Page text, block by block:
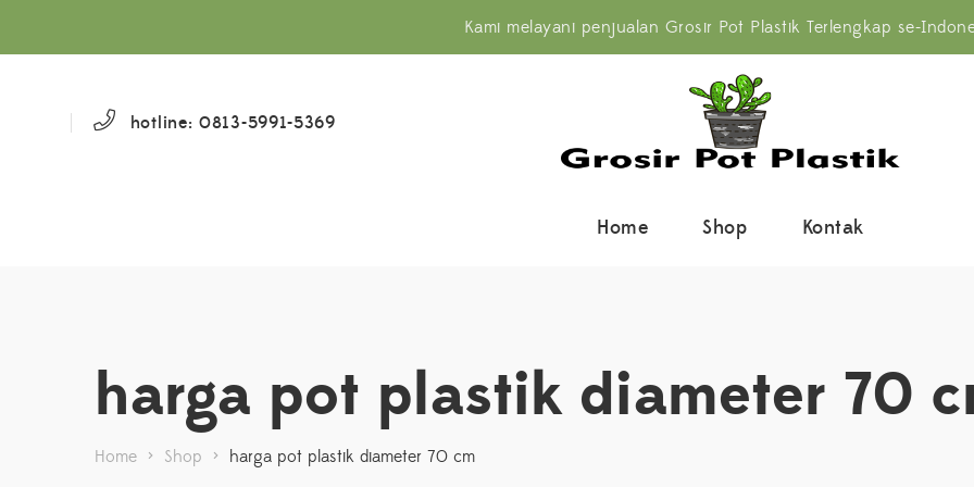
Kami melayani penjualan Grosir Pot Plastik Terlengkap se-
hotline: 0813-5991-5369
Home Shop Kontak
harga pot plastik diameter 70
Home > Shop > harga pot plastik diameter 70 cm